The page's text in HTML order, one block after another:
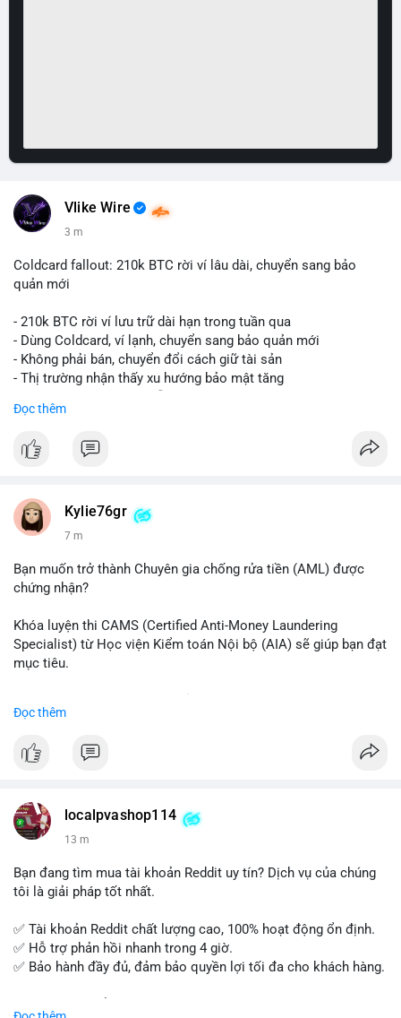
Vlike Wire
3 m
Coldcard fallout: 210k BTC rời ví lâu dài, chuyển sang bảo
quản mới
- 210k BTC rời ví lưu trữ dài hạn trong tuần qua
- Dùng Coldcard, ví lạnh, chuyển sang bảo quản mới
- Không phải bán, chuyển đổi cách giữ tài sản
- Thị trường nhận thấy xu hướng bảo mật tăng
#vlikevn #titanbot
Đọc thêm
Kylie76gr
7 m
Bạn muốn trở thành Chuyên gia chống rửa tiền (AML) được
chứng nhận?
Khóa luyện thi CAMS (Certified Anti-Money Laundering
Specialist) từ Học viện Kiểm toán Nội bộ (AIA) sẽ giúp bạn đạt
mục tiêu.
gồm tài liệu toàn diện, câu hỏi thực hành, bài thi thử sát thực
Đăng ký ngay hôm nay để nâng cao năng lực và mở rộng cơ
Đọc thêm
localpvashop114
13 m
Bạn đang tìm mua tài khoản Reddit uy tín? Dịch vụ của chúng
tôi là giải pháp tốt nhất.
✅ Tài khoản Reddit chất lượng cao, 100% hoạt động ổn định.
✅ Hỗ trợ phản hồi nhanh trong 4 giờ.
✅ Bảo hành đầy đủ, đảm bảo quyền lợi tối đa cho khách hàng.